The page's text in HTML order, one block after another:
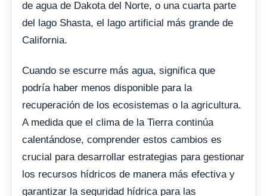
de agua de Dakota del Norte, o una cuarta parte
del lago Shasta, el lago artificial más grande de
California.
Cuando se escurre más agua, significa que
podría haber menos disponible para la
recuperación de los ecosistemas o la agricultura.
A medida que el clima de la Tierra continúa
calentándose, comprender estos cambios es
crucial para desarrollar estrategias para gestionar
los recursos hídricos de manera más efectiva y
garantizar la seguridad hídrica para las